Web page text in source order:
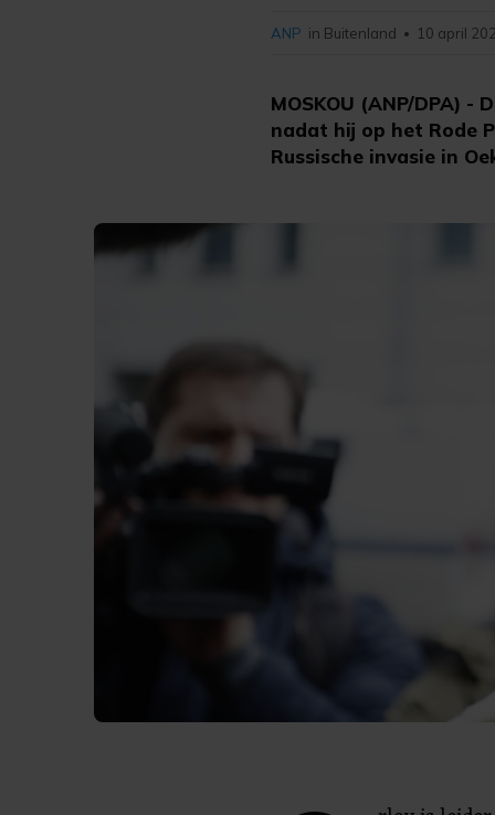
MOSKOU (ANP/DPA)
nadat hij op het Rode
Russische invasie in
ANP in Buitenland • 10 april